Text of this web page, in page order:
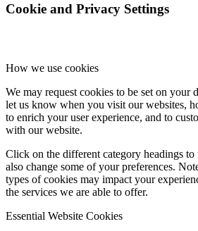
Cookie and Privacy Settings
How we use cookies
We may request cookies to be set on your
let us know when you visit our websites,
to enrich your user experience, and to
with our website.
Click on the different category headings
also change some of your preferences.
types of cookies may impact your
the services we are able to offer.
Essential Website Cookies